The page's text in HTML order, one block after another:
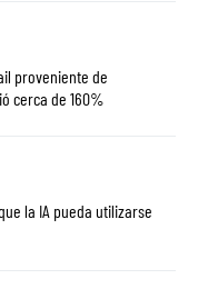
proveniente de
cerca de 160%
la IA pueda utilizarse